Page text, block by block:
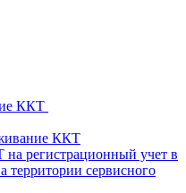
ККТ
ККТ
регистрационный учет в
сервисного